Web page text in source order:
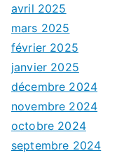
avril 2025
mars 2025
février 2025
janvier 2025
décembre 2024
novembre 2024
octobre 2024
septembre 2024